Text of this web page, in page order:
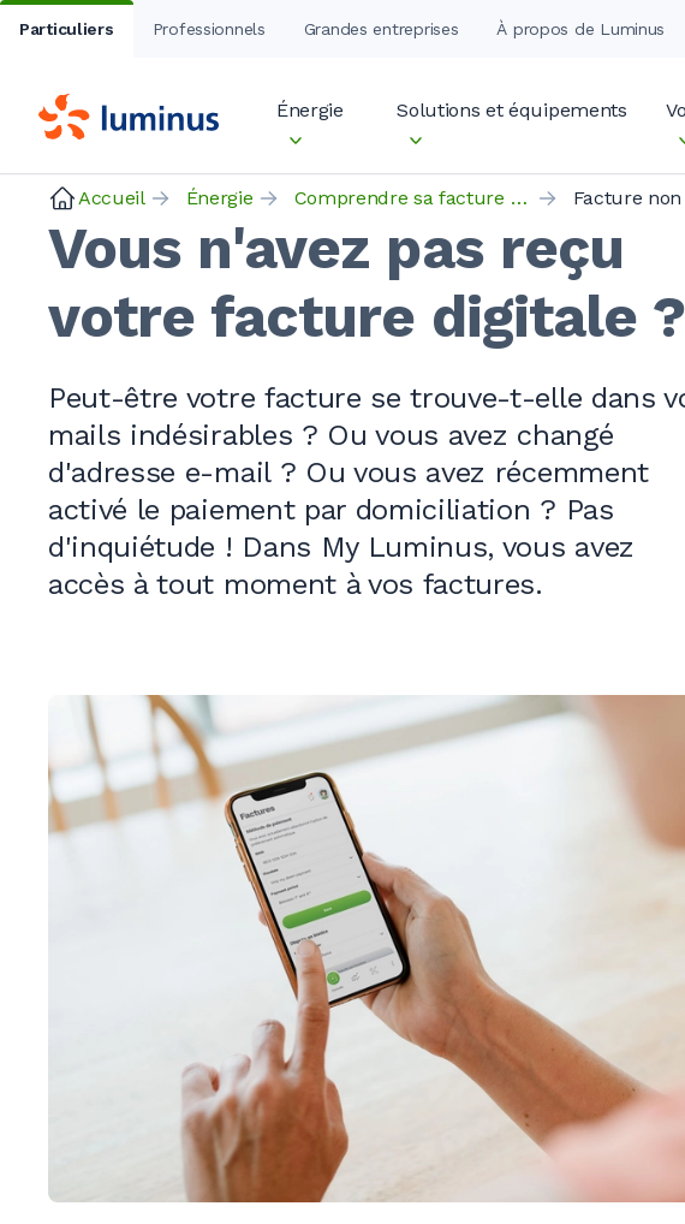
Particuliers Professionnels Grandes entreprises À propos de Luminus
Énergie Solutions et équipements
Accueil Énergie Comprendre sa facture d’énergie Facture
Vous n'avez pas reçu
votre facture digitale ?
Peut-être votre facture se trouve-t-elle dans
mails indésirables ? Ou vous avez changé
d'adresse e-mail ? Ou vous avez récemment
activé le paiement par domiciliation ? Pas
d'inquiétude ! Dans My Luminus, vous avez
accès à tout moment à vos factures.